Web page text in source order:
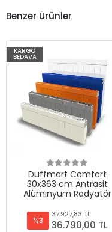
Benzer Ürünler
KARGO
BEDAVA
Duffmart Comfort
30x363 cm Antrasit
Alüminyum Radyatör
%3
37.927,83 TL
36.790,00 TL